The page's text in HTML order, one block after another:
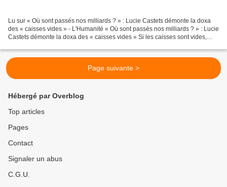
Lu sur « Où sont passés nos milliards ? » : Lucie Castets démonte la doxa
des « caisses vides » - L'Humanité « Où sont passés nos milliards ? » : Lucie
Castets démonte la doxa des « caisses vides » Si les caisses sont vides,
Page suivante >
Hébergé par Overblog
Top articles
Pages
Contact
Signaler un abus
C.G.U.